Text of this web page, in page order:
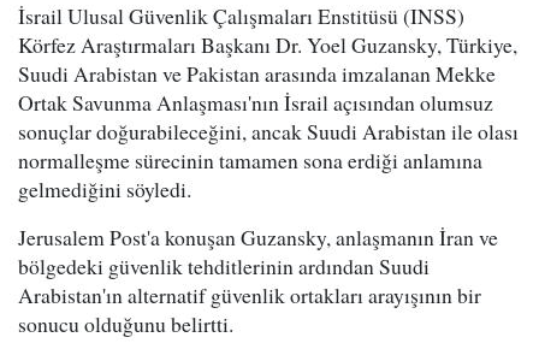
İsrail Ulusal Güvenlik Çalışmaları Enstitüsü (INSS)
Körfez Araştırmaları Başkanı Dr. Yoel Guzansky, Türkiye,
Suudi Arabistan ve Pakistan arasında imzalanan Mekke
Ortak Savunma Anlaşması'nın İsrail açısından olumsuz
sonuçlar doğurabileceğini, ancak Suudi Arabistan ile olası
normalleşme sürecinin tamamen sona erdiği anlamına
gelmediğini söyledi.
Jerusalem Post'a konuşan Guzansky, anlaşmanın İran ve
bölgedeki güvenlik tehditlerinin ardından Suudi
Arabistan'ın alternatif güvenlik ortakları arayışının bir
sonucu olduğunu belirtti.